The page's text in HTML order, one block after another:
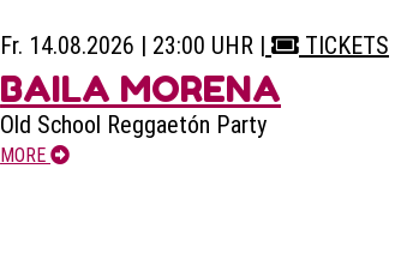
Fr. 14.08.2026 | 23:00 UHR | TICKETS
BAILA MORENA
Old School Reggaetón Party
MORE